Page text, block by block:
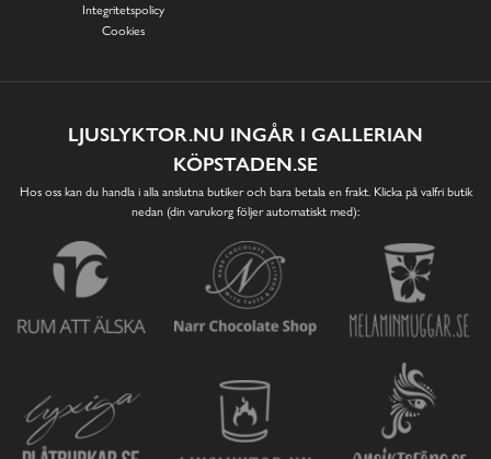
Integritetspolicy
Cookies
LJUSLYKTOR.NU INGÅR I GALLERIAN
KÖPSTADEN.SE
Hos oss kan du handla i alla anslutna butiker och bara betala en frakt. Klicka på valfri butik
nedan (din varukorg följer automatiskt med):